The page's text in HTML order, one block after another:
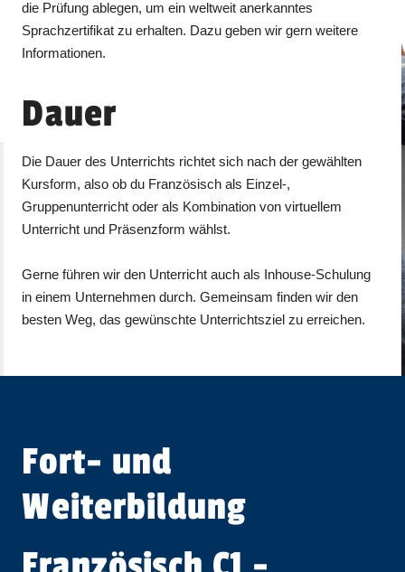
die Prüfung ablegen, um ein weltweit anerkanntes
Sprachzertifikat zu erhalten. Dazu geben wir gern weitere
Informationen.
Dauer
Die Dauer des Unterrichts richtet sich nach der gewählten
Kursform, also ob du Französisch als Einzel-,
Gruppenunterricht oder als Kombination von virtuellem
Unterricht und Präsenzform wählst.
Gerne führen wir den Unterricht auch als Inhouse-Schulung
in einem Unternehmen durch. Gemeinsam finden wir den
besten Weg, das gewünschte Unterrichtsziel zu erreichen.
Fort- und
Weiterbildung